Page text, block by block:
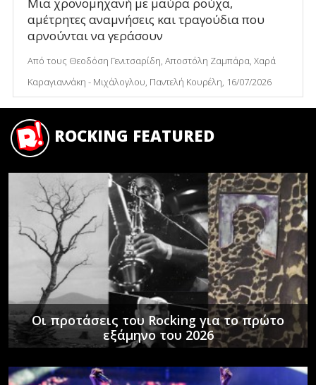
Μια χρονομηχανή με μαύρα ρούχα,
αμέτρητες αναμνήσεις και τραγούδια που
αρνούνται να γεράσουν
Από τους Θεοδόση Γενιτσαρίδη, Αποστόλη Ζαμπάρα, Χαρά
Καραγιαννάκη - Μιχάλογλου, Παντελή Κουρέλη, 16/07/2026
ROCKING FEATURED
Οι προτάσεις του Rocking για το πρώτο
εξάμηνο του 2026